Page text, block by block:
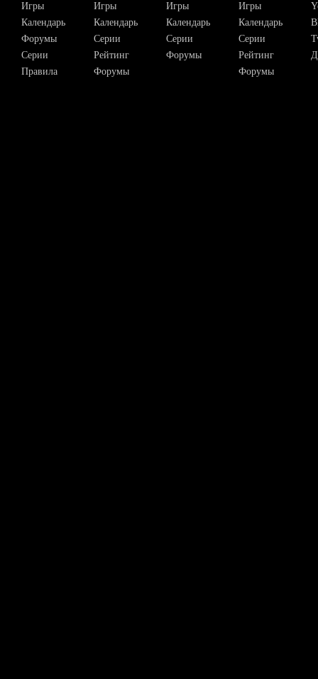
Игры
Календарь
Форумы
Серии
Правила
Игры
Календарь
Серии
Рейтинг
Форумы
Игры
Календарь
Серии
Форумы
Игры
Календарь
Серии
Рейтинг
Форумы